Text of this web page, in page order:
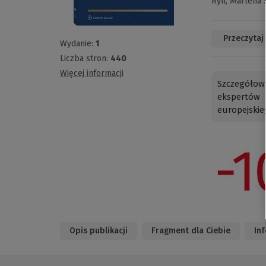
Wydanie: 1
Liczba stron: 440
Więcej informacji
Przeczytaj
Opis publikacji Fragment dla Ciebie